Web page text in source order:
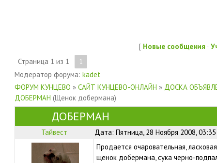
[ Новые сообщения ·
Страница 1 из 1
1
Модератор форума: kadet
ФОРУМ КУНЦЕВО » САЙТ КУНЦЕВО-ОНЛАЙН » ДОСКА
ДОБЕРМАН (Щенок добермана)
ДОБЕРМАН
Тайвест Дата: Пятница, 28 Ноября 2008,
Продается очаровательная,
щенок добермана, сука черно-